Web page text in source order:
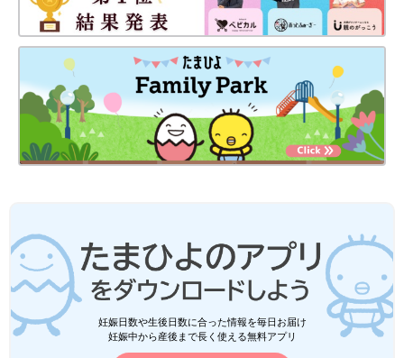
アプリ「まいにちのたまひよ」
妊娠日数・生後日数に合わせて専門家のアドバイスを毎日お届
け。同じ出産月のママ同士で情報交換したり、励ましあったりで
きる「ルーム」や、写真だけでは伝わらない”できごと”を簡単に
妊娠日数や生後日数に合った情報を毎日お届け
妊娠中から産後まで長く使える無料アプリ